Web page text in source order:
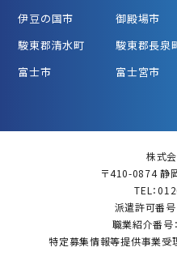
伊豆の国市 御殿場市
駿東郡清水町
駿東郡長泉
富士市
富士宮市
株式
〒410-0874 静
TEL：
派遣許可番
職業紹介番号
特定募集情報等提供事業受